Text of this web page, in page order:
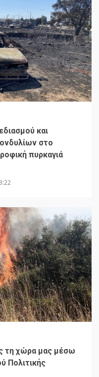
και
στο
πυρκαγιά
τη χώρα μας μέσω
Πολιτικής